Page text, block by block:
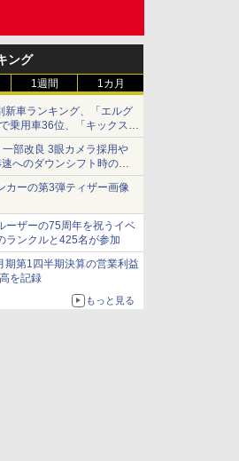
ング
1週間 1カ月
新車ランキング、「エルグ
乗用車36位、「キックス」
一部改良 3眼カメラ採用や
へのダウンシフト時の操
カーの第3弾ティザー画像
ーザーの75周年を祝うイベ
ランクルと425名が参加
期第1四半期決算の営業利益
を記録
もっと見る